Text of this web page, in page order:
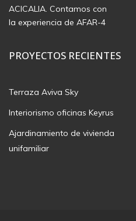
ACICALIA. Contamos con
la experiencia de AFAR-4
PROYECTOS RECIENTES
Terraza Aviva Sky
Interiorismo oficinas Keyrus
Ajardinamiento de vivienda
unifamiliar